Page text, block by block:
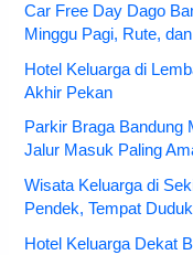
Car Free Day Dago
Minggu Pagi, Rute,
Hotel Keluarga di
Akhir Pekan
Parkir Braga Bandung
Jalur Masuk Paling
Wisata Keluarga di
Pendek, Tempat
Hotel Keluarga Dekat